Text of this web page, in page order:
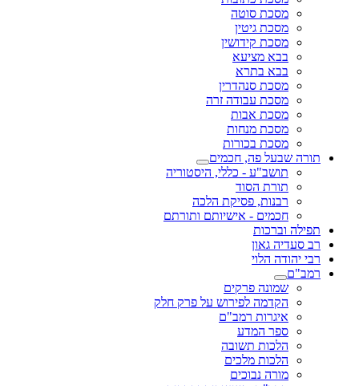
מסכת סוטה
מסכת גיטין
מסכת קידושין
בבא מציעא
בבא בתרא
מסכת סנהדרין
מסכת עבודה זרה
מסכת אבות
מסכת מנחות
מסכת בכורות
תורה שבעל פה, חכמים
תושב"ע - כללי, היסטוריה
תורת הסוד
רבנות, פסיקת הלכה
חכמים - אישיותם ותורתם
תפילה וברכות
רב סעדיה גאון
רבי יהודה הלוי
רמב"ם
שמונה פרקים
הקדמה לפירוש על פרק חלק
איגרות רמב"ם
ספר המדע
הלכות תשובה
הלכות מלכים
מורה נבוכים